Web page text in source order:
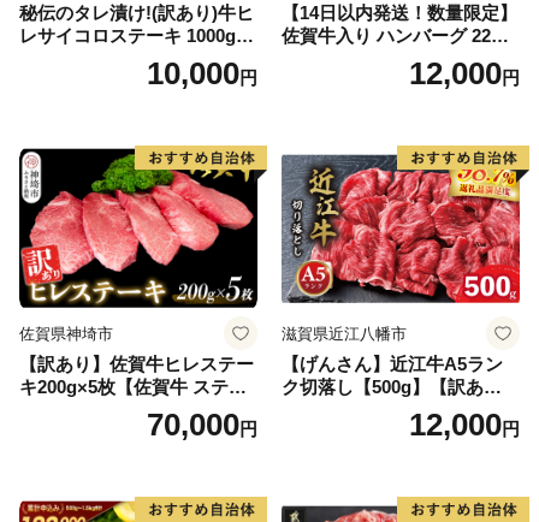
秘伝のタレ漬け!(訳あり)牛ヒ
レサイコロステーキ 1000g
10,000円
【14日以内発送！数量限定】
佐賀牛入り ハンバーグ 22個
2.6kg(120g×22個)【佐賀牛
黒毛和牛 ブランド牛 九州 ハ
気】(H083106)
12,000円
佐賀県神埼市
【訳あり】佐賀牛ヒレステー
キ200g×5枚【佐賀牛 ステー
キ ブランド肉 ヒレ肉 フィレ
肉 ジューシー ヘルシー】(H0
70,000円
滋賀県近江八幡市
【げんさん】近江牛A5ラン
ク切落し【500g】【訳あり】
12,000円